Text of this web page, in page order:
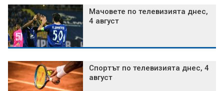
Мачовете по телевизията днес,
4 август
Спортът по телевизията днес, 4
август